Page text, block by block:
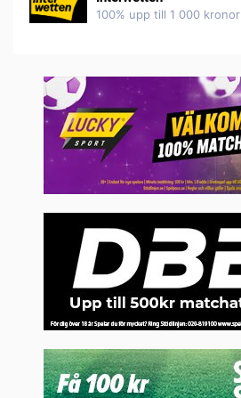
100% upp till 1 000 kronor